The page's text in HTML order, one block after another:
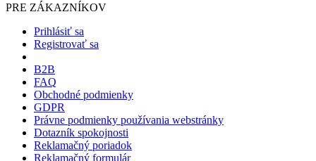
PRE ZÁKAZNÍKOV
Prihlásiť sa
Registrovať sa
B2B
FAQ
Obchodné podmienky
GDPR
Právne podmienky používania webstránky
Dotazník spokojnosti
Reklamačný poriadok
Reklamačný formulár